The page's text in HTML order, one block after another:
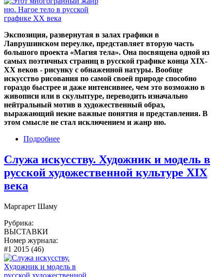
Экспозиция, развернутая в залах графики в
Лаврушинском переулке, представляет вторую часть
большого проекта «Магия тела». Она посвящена одной из
самых поэтичных страниц в русской графике конца XIX-
XX веков - рисунку с обнаженной натуры. Вообще
искусство рисования по самой своей природе способно
гораздо быстрее и даже интенсивнее, чем это возможно в
живописи или в скульптуре, переводить изначально
нейтральный мотив в художественный образ,
выражающий некие важные понятия и представления. В
этом смысле не стал исключением и жанр ню.
Подробнее
Служа искусству. Художник и модель в
русской художественной культуре XIX
века
Маргарет Шаму
Рубрика:
ВЫСТАВКИ
Номер журнала:
#1 2015 (46)